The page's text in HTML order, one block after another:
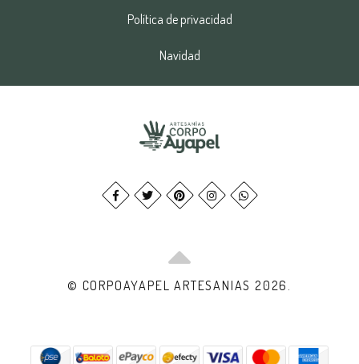
Política de privacidad
Navidad
© CORPOAYAPEL ARTESANIAS 2026.